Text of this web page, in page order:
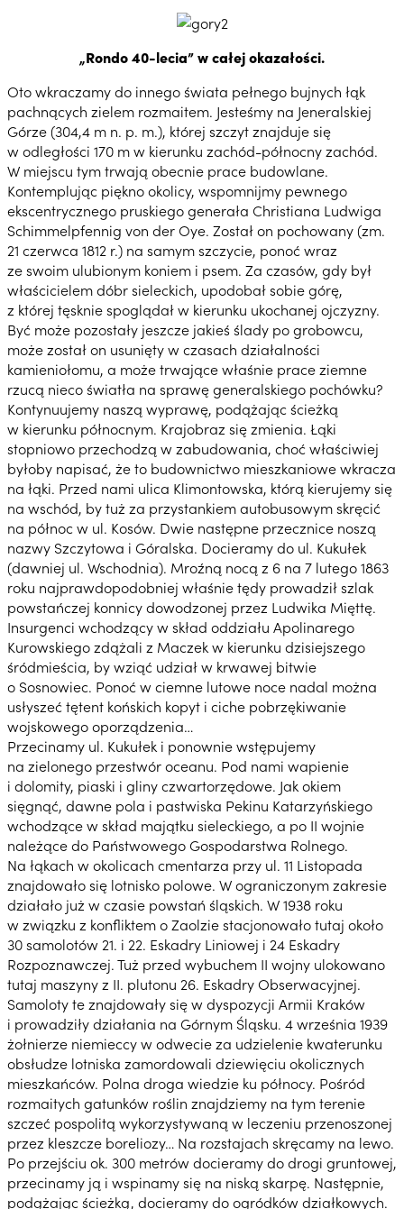
„Rondo 40-lecia” w całej okazałości.
Oto wkraczamy do innego świata pełnego bujnych łąk
pachnących zielem rozmaitem. Jesteśmy na Jeneralskiej
Górze (304,4 m n. p. m.), której szczyt znajduje się
w odległości 170 m w kierunku zachód-północny zachód.
W miejscu tym trwają obecnie prace budowlane.
Kontemplując piękno okolicy, wspomnijmy pewnego
ekscentrycznego pruskiego generała Christiana Ludwiga
Schimmelpfennig von der Oye. Został on pochowany (zm.
21 czerwca 1812 r.) na samym szczycie, ponoć wraz
ze swoim ulubionym koniem i psem. Za czasów, gdy był
właścicielem dóbr sieleckich, upodobał sobie górę,
z której tęsknie spoglądał w kierunku ukochanej ojczyzny.
Być może pozostały jeszcze jakieś ślady po grobowcu,
może został on usunięty w czasach działalności
kamieniołomu, a może trwające właśnie prace ziemne
rzucą nieco światła na sprawę generalskiego pochówku?
Kontynuujemy naszą wyprawę, podążając ścieżką
w kierunku północnym. Krajobraz się zmienia. Łąki
stopniowo przechodzą w zabudowania, choć właściwiej
byłoby napisać, że to budownictwo mieszkaniowe wkracza
na łąki. Przed nami ulica Klimontowska, którą kierujemy się
na wschód, by tuż za przystankiem autobusowym skręcić
na północ w ul. Kosów. Dwie następne przecznice noszą
nazwy Szczytowa i Góralska. Docieramy do ul. Kukułek
(dawniej ul. Wschodnia). Mroźną nocą z 6 na 7 lutego 1863
roku najprawdopodobniej właśnie tędy prowadził szlak
powstańczej konnicy dowodzonej przez Ludwika Mięttę.
Insurgenci wchodzący w skład oddziału Apolinarego
Kurowskiego zdążali z Maczek w kierunku dzisiejszego
śródmieścia, by wziąć udział w krwawej bitwie
o Sosnowiec. Ponoć w ciemne lutowe noce nadal można
usłyszeć tętent końskich kopyt i ciche pobrzękiwanie
wojskowego oporządzenia…
Przecinamy ul. Kukułek i ponownie wstępujemy
na zielonego przestwór oceanu. Pod nami wapienie
i dolomity, piaski i gliny czwartorzędowe. Jak okiem
sięgnąć, dawne pola i pastwiska Pekinu Katarzyńskiego
wchodzące w skład majątku sieleckiego, a po II wojnie
należące do Państwowego Gospodarstwa Rolnego.
Na łąkach w okolicach cmentarza przy ul. 11 Listopada
znajdowało się lotnisko polowe. W ograniczonym zakresie
działało już w czasie powstań śląskich. W 1938 roku
w związku z konfliktem o Zaolzie stacjonowało tutaj około
30 samolotów 21. i 22. Eskadry Liniowej i 24 Eskadry
Rozpoznawczej. Tuż przed wybuchem II wojny ulokowano
tutaj maszyny z II. plutonu 26. Eskadry Obserwacyjnej.
Samoloty te znajdowały się w dyspozycji Armii Kraków
i prowadziły działania na Górnym Śląsku. 4 września 1939
żołnierze niemieccy w odwecie za udzielenie kwaterunku
obsłudze lotniska zamordowali dziewięciu okolicznych
mieszkańców. Polna droga wiedzie ku północy. Pośród
rozmaitych gatunków roślin znajdziemy na tym terenie
szczeć pospolitą wykorzystywaną w leczeniu przenoszonej
przez kleszcze boreliozy… Na rozstajach skręcamy na lewo.
Po przejściu ok. 300 metrów docieramy do drogi gruntowej,
przecinamy ją i wspinamy się na niską skarpę. Następnie,
podążając ścieżką, docieramy do ogródków działkowych.